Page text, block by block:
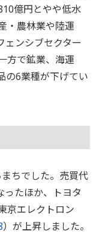
億円とやや低水
・農林業や陸運
ェンシブセクター
方で鉱業、海運
の6業種が下げてい
ちでした。売買代
ったほか、トヨタ
京エレクトロン
）が上昇しました。